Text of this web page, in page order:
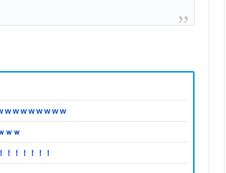
w w w w w w w w
ｗｗ
！！！！！！